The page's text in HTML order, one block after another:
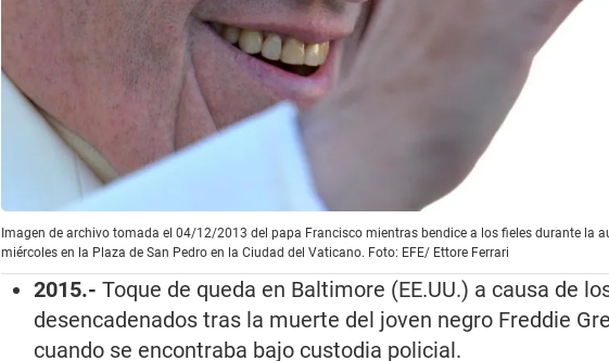
Imagen de archivo tomada el 04/12/2013 del papa Francisco mientras bendice a los fieles durante la
miércoles en la Plaza de San Pedro en la Ciudad del Vaticano. Foto: EFE/ Ettore Ferrari
2015.- Toque de queda en Baltimore (EE.UU.) a causa de
desencadenados tras la muerte del joven negro Freddie
cuando se encontraba bajo custodia policial.